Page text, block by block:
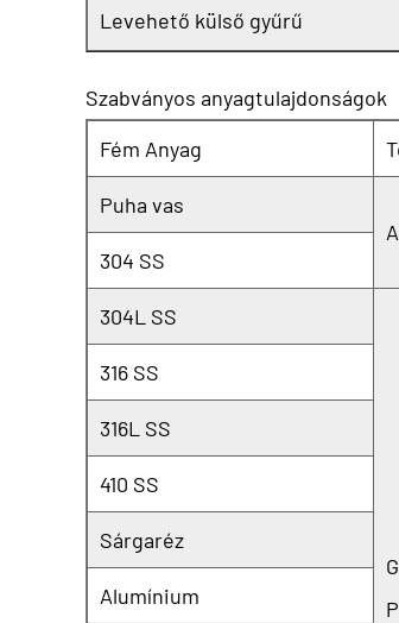
Levehető külső gyűrű
Szabványos anyagtulajdonságok
Fém Anyag
Puha vas
304 SS
304L SS
316 SS
316L SS
410 SS
Sárgaréz
Alumínium